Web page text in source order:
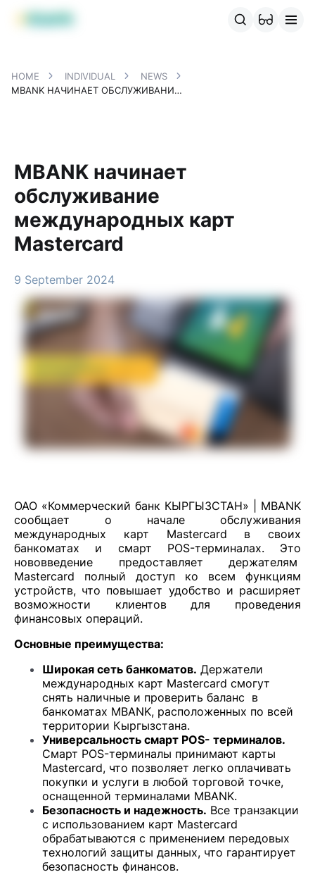
MBANK Products
HOME INDIVIDUAL
NEWS
MBANK НАЧИНАЕТ ОБСЛУЖИВАНИЕ МЕЖДУНАРОДНЫХ КАРТ MASTERCARD
MBANK начинает
обслуживание
международных карт
Mastercard
9 September 2024
ОАО «Коммерческий банк КЫРГЫЗСТАН» | MBANK
сообщает о начале обслуживания
международных карт Mastercard в своих
банкоматах и смарт POS-терминалах. Это
нововведение предоставляет держателям
Mastercard полный доступ ко всем функциям
устройств, что повышает удобство и расширяет
возможности клиентов для проведения
финансовых операций.
Основные преимущества:
Широкая сеть банкоматов. Держатели
международных карт Mastercard смогут
снять наличные и проверить баланс в
банкоматах MBANK, расположенных по всей
территории Кыргызстана.
Универсальность смарт POS- терминалов.
Смарт POS-терминалы принимают карты
Mastercard, что позволяет легко оплачивать
покупки и услуги в любой торговой точке,
оснащенной терминалами MBANK.
Безопасность и надежность. Все транзакции
с использованием карт Mastercard
обрабатываются с применением передовых
технологий защиты данных, что гарантирует
безопасность финансов.